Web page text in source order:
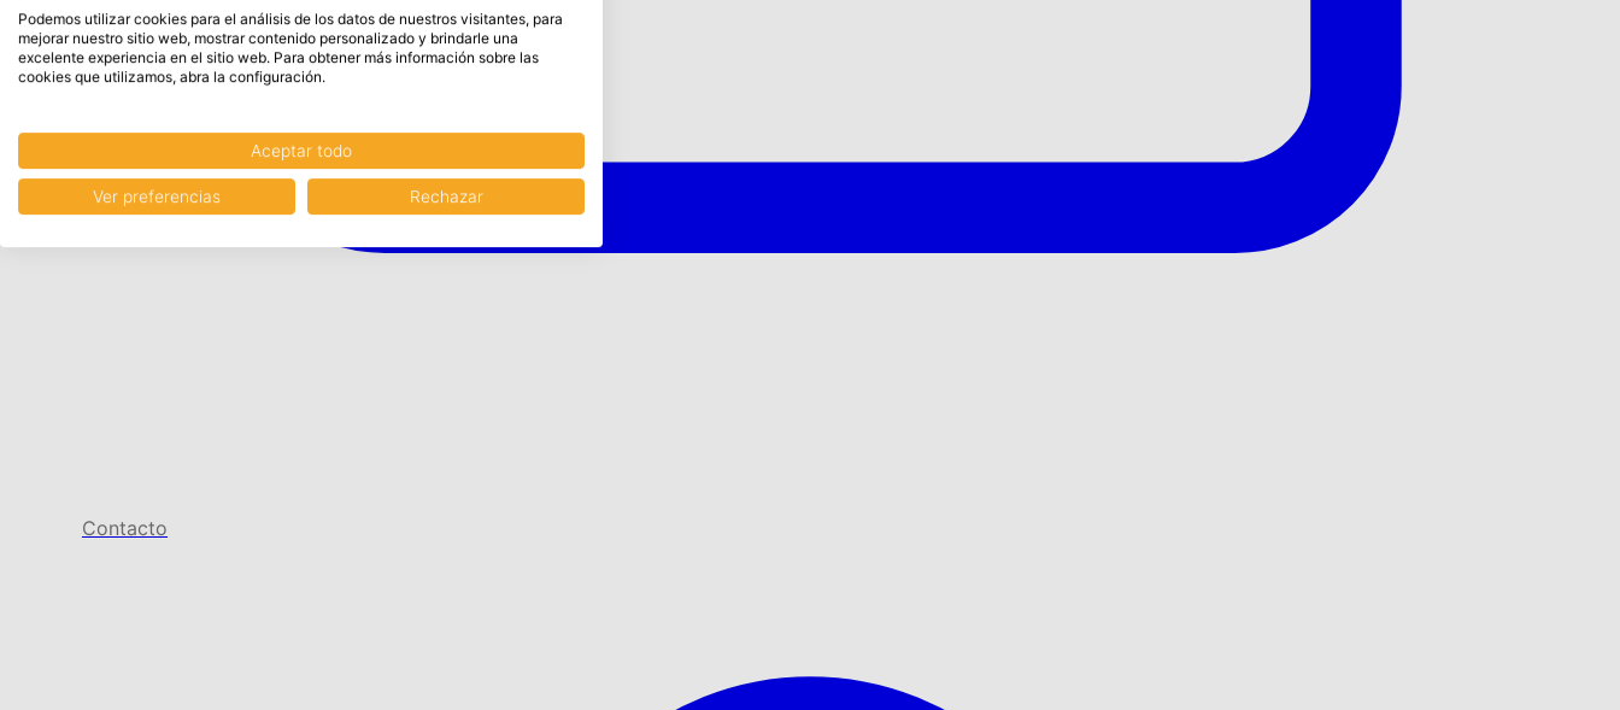
Contacto
Podemos utilizar cookies para el análisis de los datos de nuestros visitantes, para
mejorar nuestro sitio web, mostrar contenido personalizado y brindarle una
excelente experiencia en el sitio web. Para obtener más información sobre las
cookies que utilizamos, abra la configuración.
Aceptar todo
Ver preferencias Rechazar